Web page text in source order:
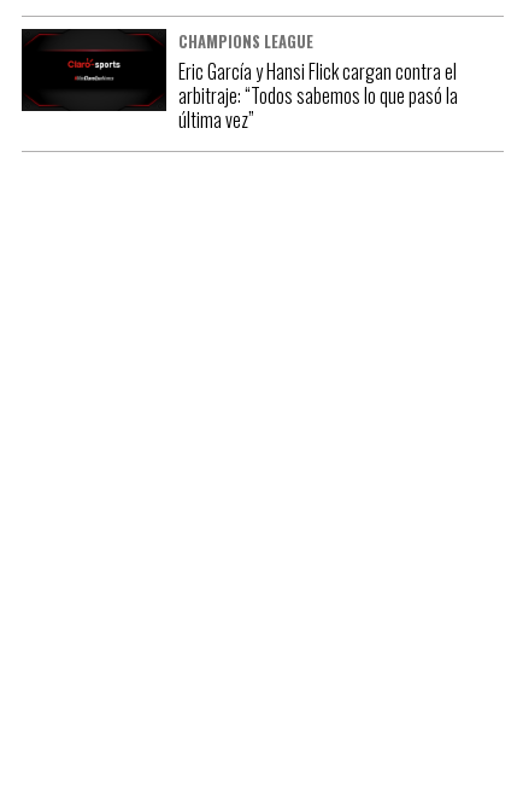
CHAMPIONS LEAGUE
Eric García y Hansi Flick cargan contra el
arbitraje: “Todos sabemos lo que pasó la
última vez”